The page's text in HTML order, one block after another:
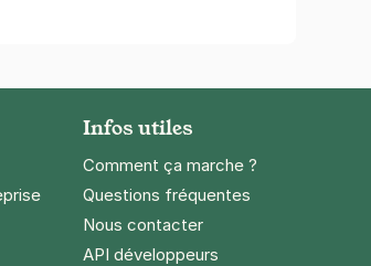
- Citadines
Infos utiles
Comment ça marche ?
Questions fréquentes
Nous contacter
API développeurs